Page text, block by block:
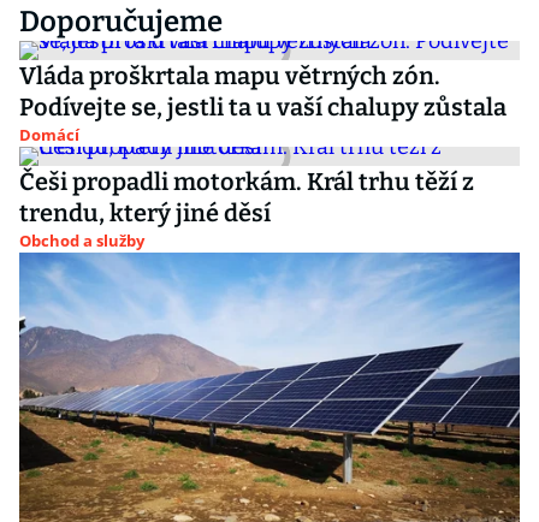
Doporučujeme
Vláda proškrtala mapu větrných zón.
Podívejte se, jestli ta u vaší chalupy zůstala
Domácí
Češi propadli motorkám. Král trhu těží z
trendu, který jiné děsí
Obchod a služby